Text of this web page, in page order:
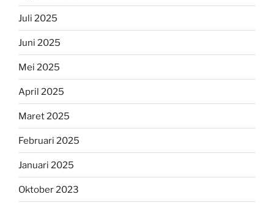
Juli 2025
Juni 2025
Mei 2025
April 2025
Maret 2025
Februari 2025
Januari 2025
Oktober 2023